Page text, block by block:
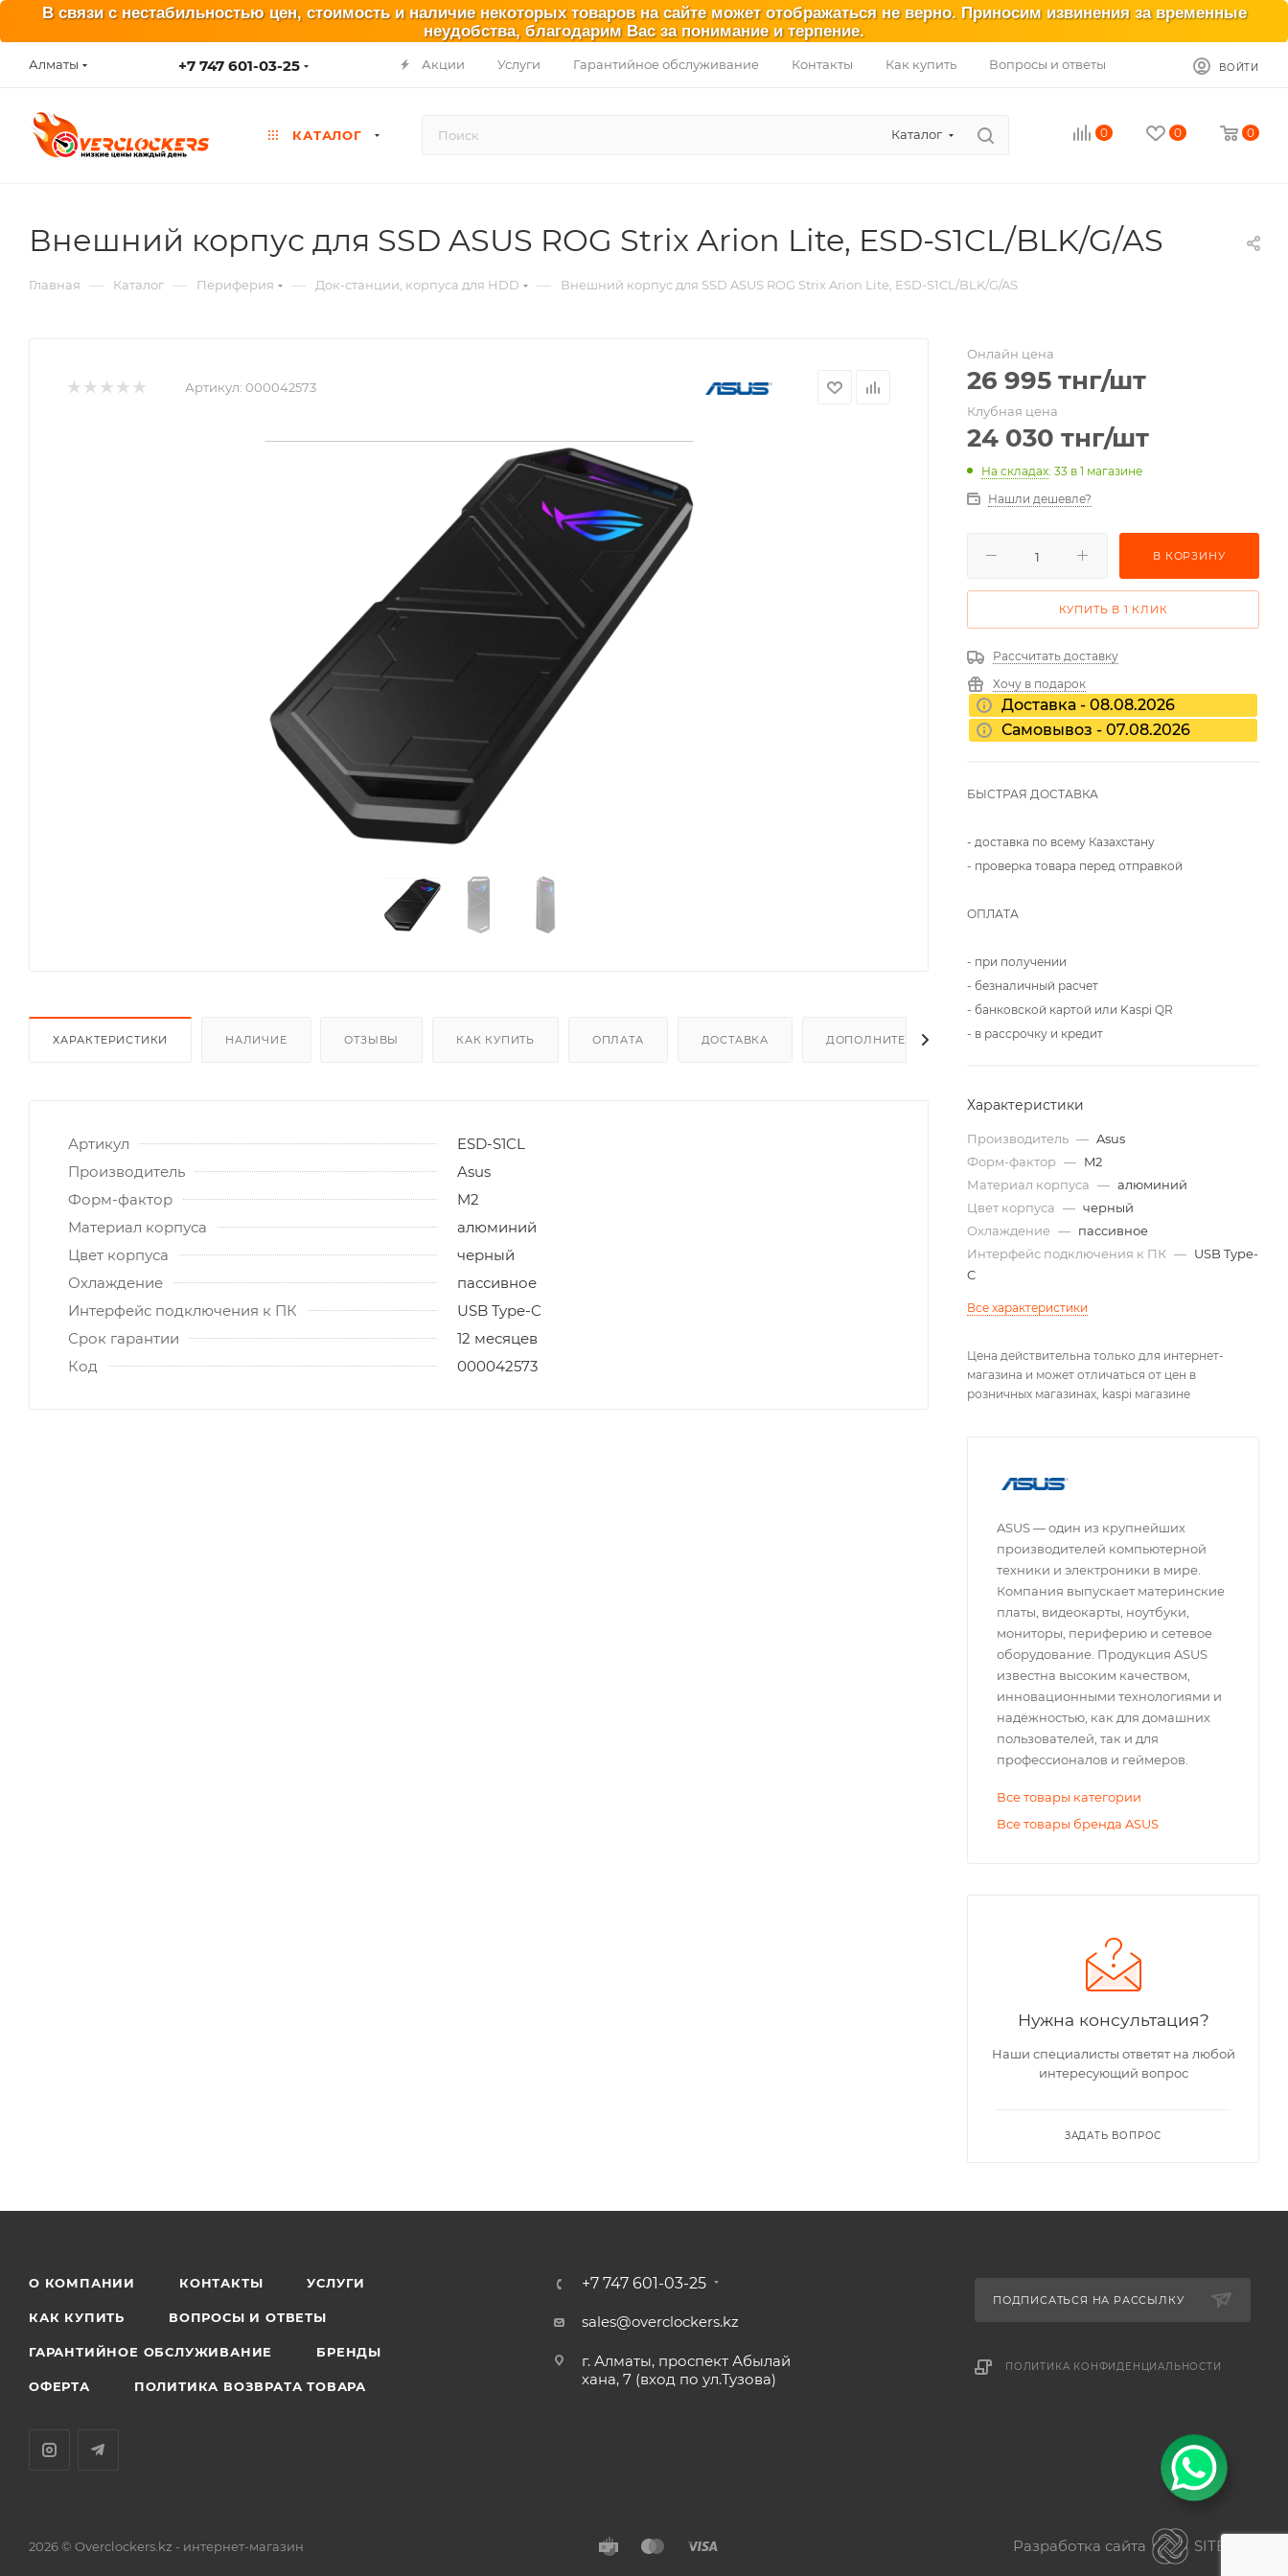
В связи с нестабильностью цен, стоимость и наличие некоторых товаров на сайте может отображаться не верно. Приносим извинения за временные
неудобства, благодарим Вас за понимание и терпение.
Алматы +7 747 601-03-25 Акции Услуги Гарантийное обслуживание Контакты Как купить Вопросы и ответы ВОЙТИ
КАТАЛОГ Каталог 0 0 0
Внешний корпус для SSD ASUS ROG Strix Arion Lite, ESD-S1CL/BLK/G/AS
Главная — Каталог — Периферия — Док-станции, корпуса для HDD — Внешний корпус для SSD ASUS ROG Strix Arion Lite, ESD-S1CL/BLK/G/AS
Артикул: 000042573
ХАРАКТЕРИСТИКИ НАЛИЧИЕ ОТЗЫВЫ КАК КУПИТЬ ОПЛАТА ДОСТАВКА ДОПОЛНИТЕЛЬНО
Артикул
ESD-S1CL
Производитель
Asus
Форм-фактор
M2
Материал корпуса
алюминий
Цвет корпуса
черный
Охлаждение
пассивное
Интерфейс подключения к ПК
USB Type-C
Срок гарантии
12 месяцев
Код
000042573
Онлайн цена
26 995 тнг/шт
Клубная цена
24 030 тнг/шт
На складах: 33 в 1 магазине
Нашли дешевле?
В КОРЗИНУ
КУПИТЬ В 1 КЛИК
Рассчитать доставку
Хочу в подарок
Доставка - 08.08.2026
Самовывоз - 07.08.2026
БЫСТРАЯ ДОСТАВКА
- доставка по всему Казахстану
- проверка товара перед отправкой
ОПЛАТА
- при получении
- безналичный расчет
- банковской картой или Kaspi QR
- в рассрочку и кредит
Характеристики
Производитель — Asus
Форм-фактор — M2
Материал корпуса — алюминий
Цвет корпуса — черный
Охлаждение — пассивное
Интерфейс подключения к ПК — USB Type-
C
Все характеристики
Цена действительна только для интернет-
магазина и может отличаться от цен в
розничных магазинах, kaspi магазине
ASUS — один из крупнейших
производителей компьютерной
техники и электроники в мире.
Компания выпускает материнские
платы, видеокарты, ноутбуки,
мониторы, периферию и сетевое
оборудование. Продукция ASUS
известна высоким качеством,
инновационными технологиями и
надёжностью, как для домашних
пользователей, так и для
профессионалов и геймеров.
Все товары категории
Все товары бренда ASUS
Нужна консультация?
Наши специалисты ответят на любой
интересующий вопрос
ЗАДАТЬ ВОПРОС
О КОМПАНИИ КОНТАКТЫ УСЛУГИ
КАК КУПИТЬ ВОПРОСЫ И ОТВЕТЫ
ГАРАНТИЙНОЕ ОБСЛУЖИВАНИЕ БРЕНДЫ
ОФЕРТА ПОЛИТИКА ВОЗВРАТА ТОВАРА
+7 747 601-03-25
sales@overclockers.kz
г. Алматы, проспект Абылай
хана, 7 (вход по ул.Тузова)
ПОДПИСАТЬСЯ НА РАССЫЛКУ
ПОЛИТИКА КОНФИДЕНЦИАЛЬНОСТИ
2026 © Overclockers.kz - интернет-магазин Разработка сайта
SITER.KZ